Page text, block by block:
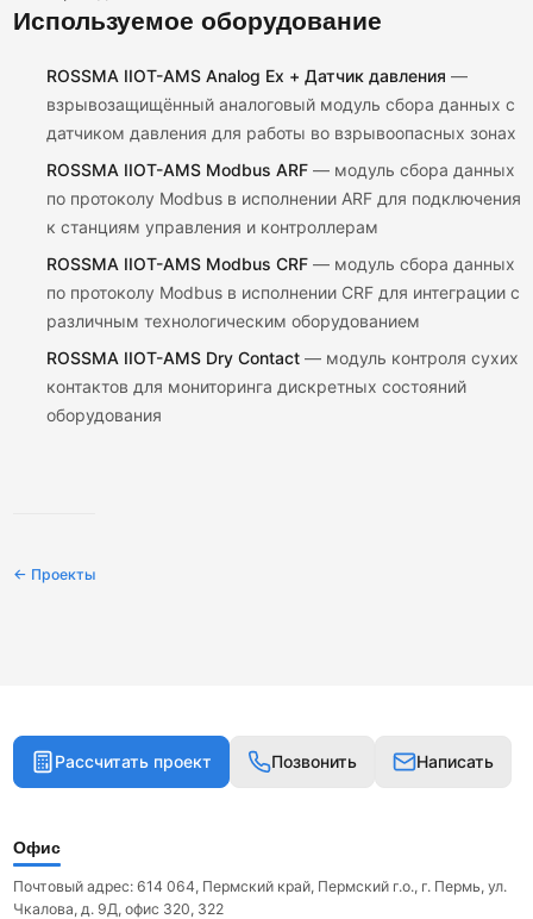
Используемое оборудование
ROSSMA IIOT-AMS Analog Ex + Датчик давления —
взрывозащищённый аналоговый модуль сбора данных с
датчиком давления для работы во взрывоопасных зонах
ROSSMA IIOT-AMS Modbus ARF— модуль сбора данных
по протоколу Modbus в исполнении ARF для подключения
к станциям управления и контроллерам
ROSSMA IIOT-AMS Modbus CRF— модуль сбора данных
по протоколу Modbus в исполнении CRF для интеграции с
различным технологическим оборудованием
ROSSMA IIOT-AMS Dry Contact— модуль контроля сухих
контактов для мониторинга дискретных состояний
оборудования
← Проекты
Рассчитать проект Позвонить Написать
Офис
Почтовый адрес: 614 064, Пермский край, Пермский г.о., г. Пермь, ул.
Чкалова, д. 9Д, офис 320, 322